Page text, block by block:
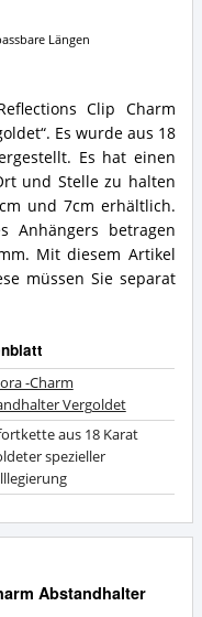
Clip Charm
Es wurde aus 18
Es hat einen
und Stelle zu halten
und 7cm erhältlich.
Anhängers betragen
Mit diesem Artikel
müssen Sie separat
-Charm
Vergoldet
aus 18 Karat
spezieller
Längen
Abstandhalter